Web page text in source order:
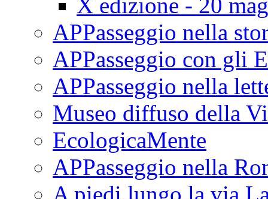
APPasseggio nella
APPasseggio con gli
APPasseggio nella
Museo diffuso della
EcologicaMente
APPasseggio nella
A piedi lungo la via